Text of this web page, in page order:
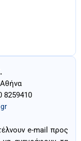
8259410
e-mail προς